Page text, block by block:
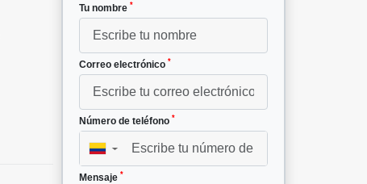
Tu nombre *
Correo electrónico *
Número de teléfono *
▼
Mensaje *